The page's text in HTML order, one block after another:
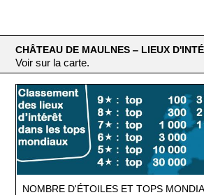
CHÂTEAU DE MAULNES ‒ LIEUX
Voir sur la carte.
NOMBRE D'ÉTOILES ET TOPS